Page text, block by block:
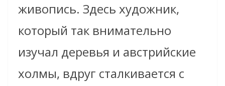
живопись. Здесь художник,
который так внимательно
изучал деревья и австрийские
холмы, вдруг сталкивается с